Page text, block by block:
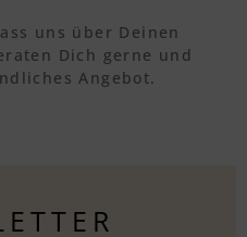
uns über Deinen
Dich gerne und
Angebot.